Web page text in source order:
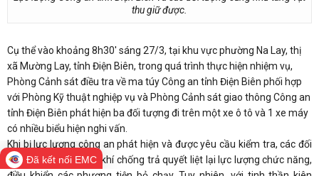
thu giữ được.
Cụ thể vào khoảng 8h30' sáng 27/3, tại khu vực phường Na Lay, thị
xã Mường Lay, tỉnh Điện Biên, trong quá trình thực hiện nhiệm vụ,
Phòng Cảnh sát điều tra về ma túy Công an tỉnh Điện Biên phối hợp
với Phòng Kỹ thuật nghiệp vụ và Phòng Cảnh sát giao thông Công an
tỉnh Điện Biên phát hiện ba đối tượng đi trên một xe ô tô và 1 xe máy
có nhiều biểu hiện nghi vấn.
Khi bị lực lượng công an phát hiện và được yêu cầu kiểm tra, các đối
tượng đã dùng hung khí chống trả quyết liệt lại lực lượng chức năng,
Đã kết nối EMC